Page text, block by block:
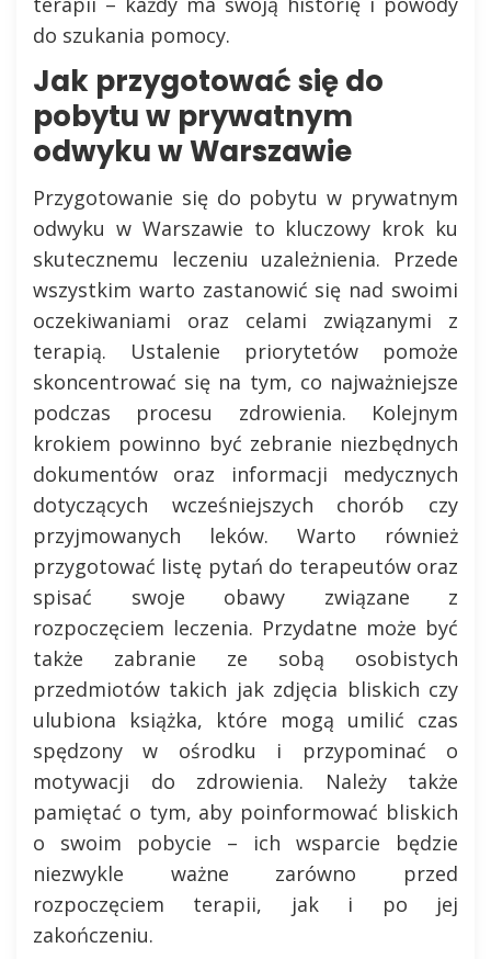
do szukania pomocy.
Jak przygotować się do
pobytu w prywatnym
odwyku w Warszawie
Przygotowanie się do pobytu w prywatnym
odwyku w Warszawie to kluczowy krok ku
skutecznemu leczeniu uzależnienia. Przede
wszystkim warto zastanowić się nad swoimi
oczekiwaniami oraz celami związanymi z
terapią. Ustalenie priorytetów pomoże
skoncentrować się na tym, co najważniejsze
podczas procesu zdrowienia. Kolejnym
krokiem powinno być zebranie niezbędnych
dokumentów oraz informacji medycznych
dotyczących wcześniejszych chorób czy
przyjmowanych leków. Warto również
przygotować listę pytań do terapeutów oraz
spisać swoje obawy związane z
rozpoczęciem leczenia. Przydatne może być
także zabranie ze sobą osobistych
przedmiotów takich jak zdjęcia bliskich czy
ulubiona książka, które mogą umilić czas
spędzony w ośrodku i przypominać o
motywacji do zdrowienia. Należy także
pamiętać o tym, aby poinformować bliskich
o swoim pobycie – ich wsparcie będzie
niezwykle ważne zarówno przed
rozpoczęciem terapii, jak i po jej
zakończeniu.